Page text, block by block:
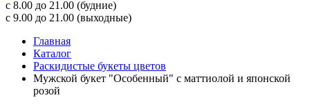
с 8.00 до 21.00 (будние)
с 9.00 до 21.00 (выходные)
Главная
Каталог
Раскидистые букеты цветов
Мужской букет "Особенный" с маттиолой и японской
розой